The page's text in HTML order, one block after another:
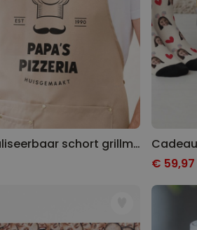
Personaliseerbaar schort grillmeester met tekst
€ 59,97